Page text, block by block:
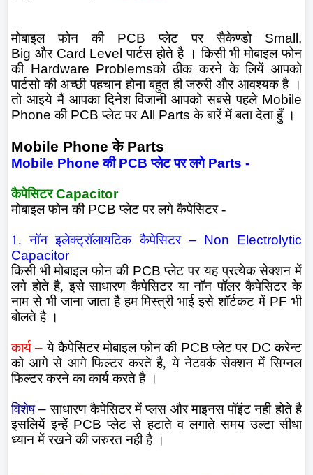
मोबाइल फोन की PCB प्लेट पर सैकेण्डो
Small,
Big और Card Level पार्टस होते है । किसी भी मोबाइल फोन
की Hardware Problemsको ठीक करने के लियें आपको
पार्टसो की अच्छी पहचान होना बहुत ही जरुरी और आवश्यक है ।
तो आइये मैं आपका दिनेश विजानी आपको सबसे पहले Mobile
Phone की PCB प्लेट पर All Parts के बारें में बता देता हुँ ।
Mobile Phone के Parts
Mobile Phone की PCB प्लेट पर लगे Parts -
कैपेसिटर Capacitor
मोबाइल फोन की PCB प्लेट पर लगे कैपेसिटर -
1. नॉन इलेक्ट्रॉलायटिक कैपेसिटर – Non Electrolytic
Capacitor
किसी भी मोबाइल फोन की PCB प्लेट पर यह प्रत्येक सेक्शन में
लगे होते है, इसे साधारण कैपेसिटर या नॉन पॉलर कैपेसिटर के
नाम से भी जाना जाता है हम मिस्त्री भाई इसे शॉर्टकट में PF भी
बोलते है ।
कार्य – ये कैपेसिटर मोबाइल फोन की PCB प्लेट पर DC करेन्ट
को आगे से आगे फिल्टर करते है, ये नेटवर्क सेक्शन में सिग्नल
फिल्टर करने का कार्य करते है ।
विशेष – साधारण कैपेसिटर में प्लस और माइनस पॉइंट नही होते है
इसलियें इन्हें PCB प्लेट से हटाते व लगाते समय उल्टा सीधा
ध्यान में रखने की जरुरत नही है ।